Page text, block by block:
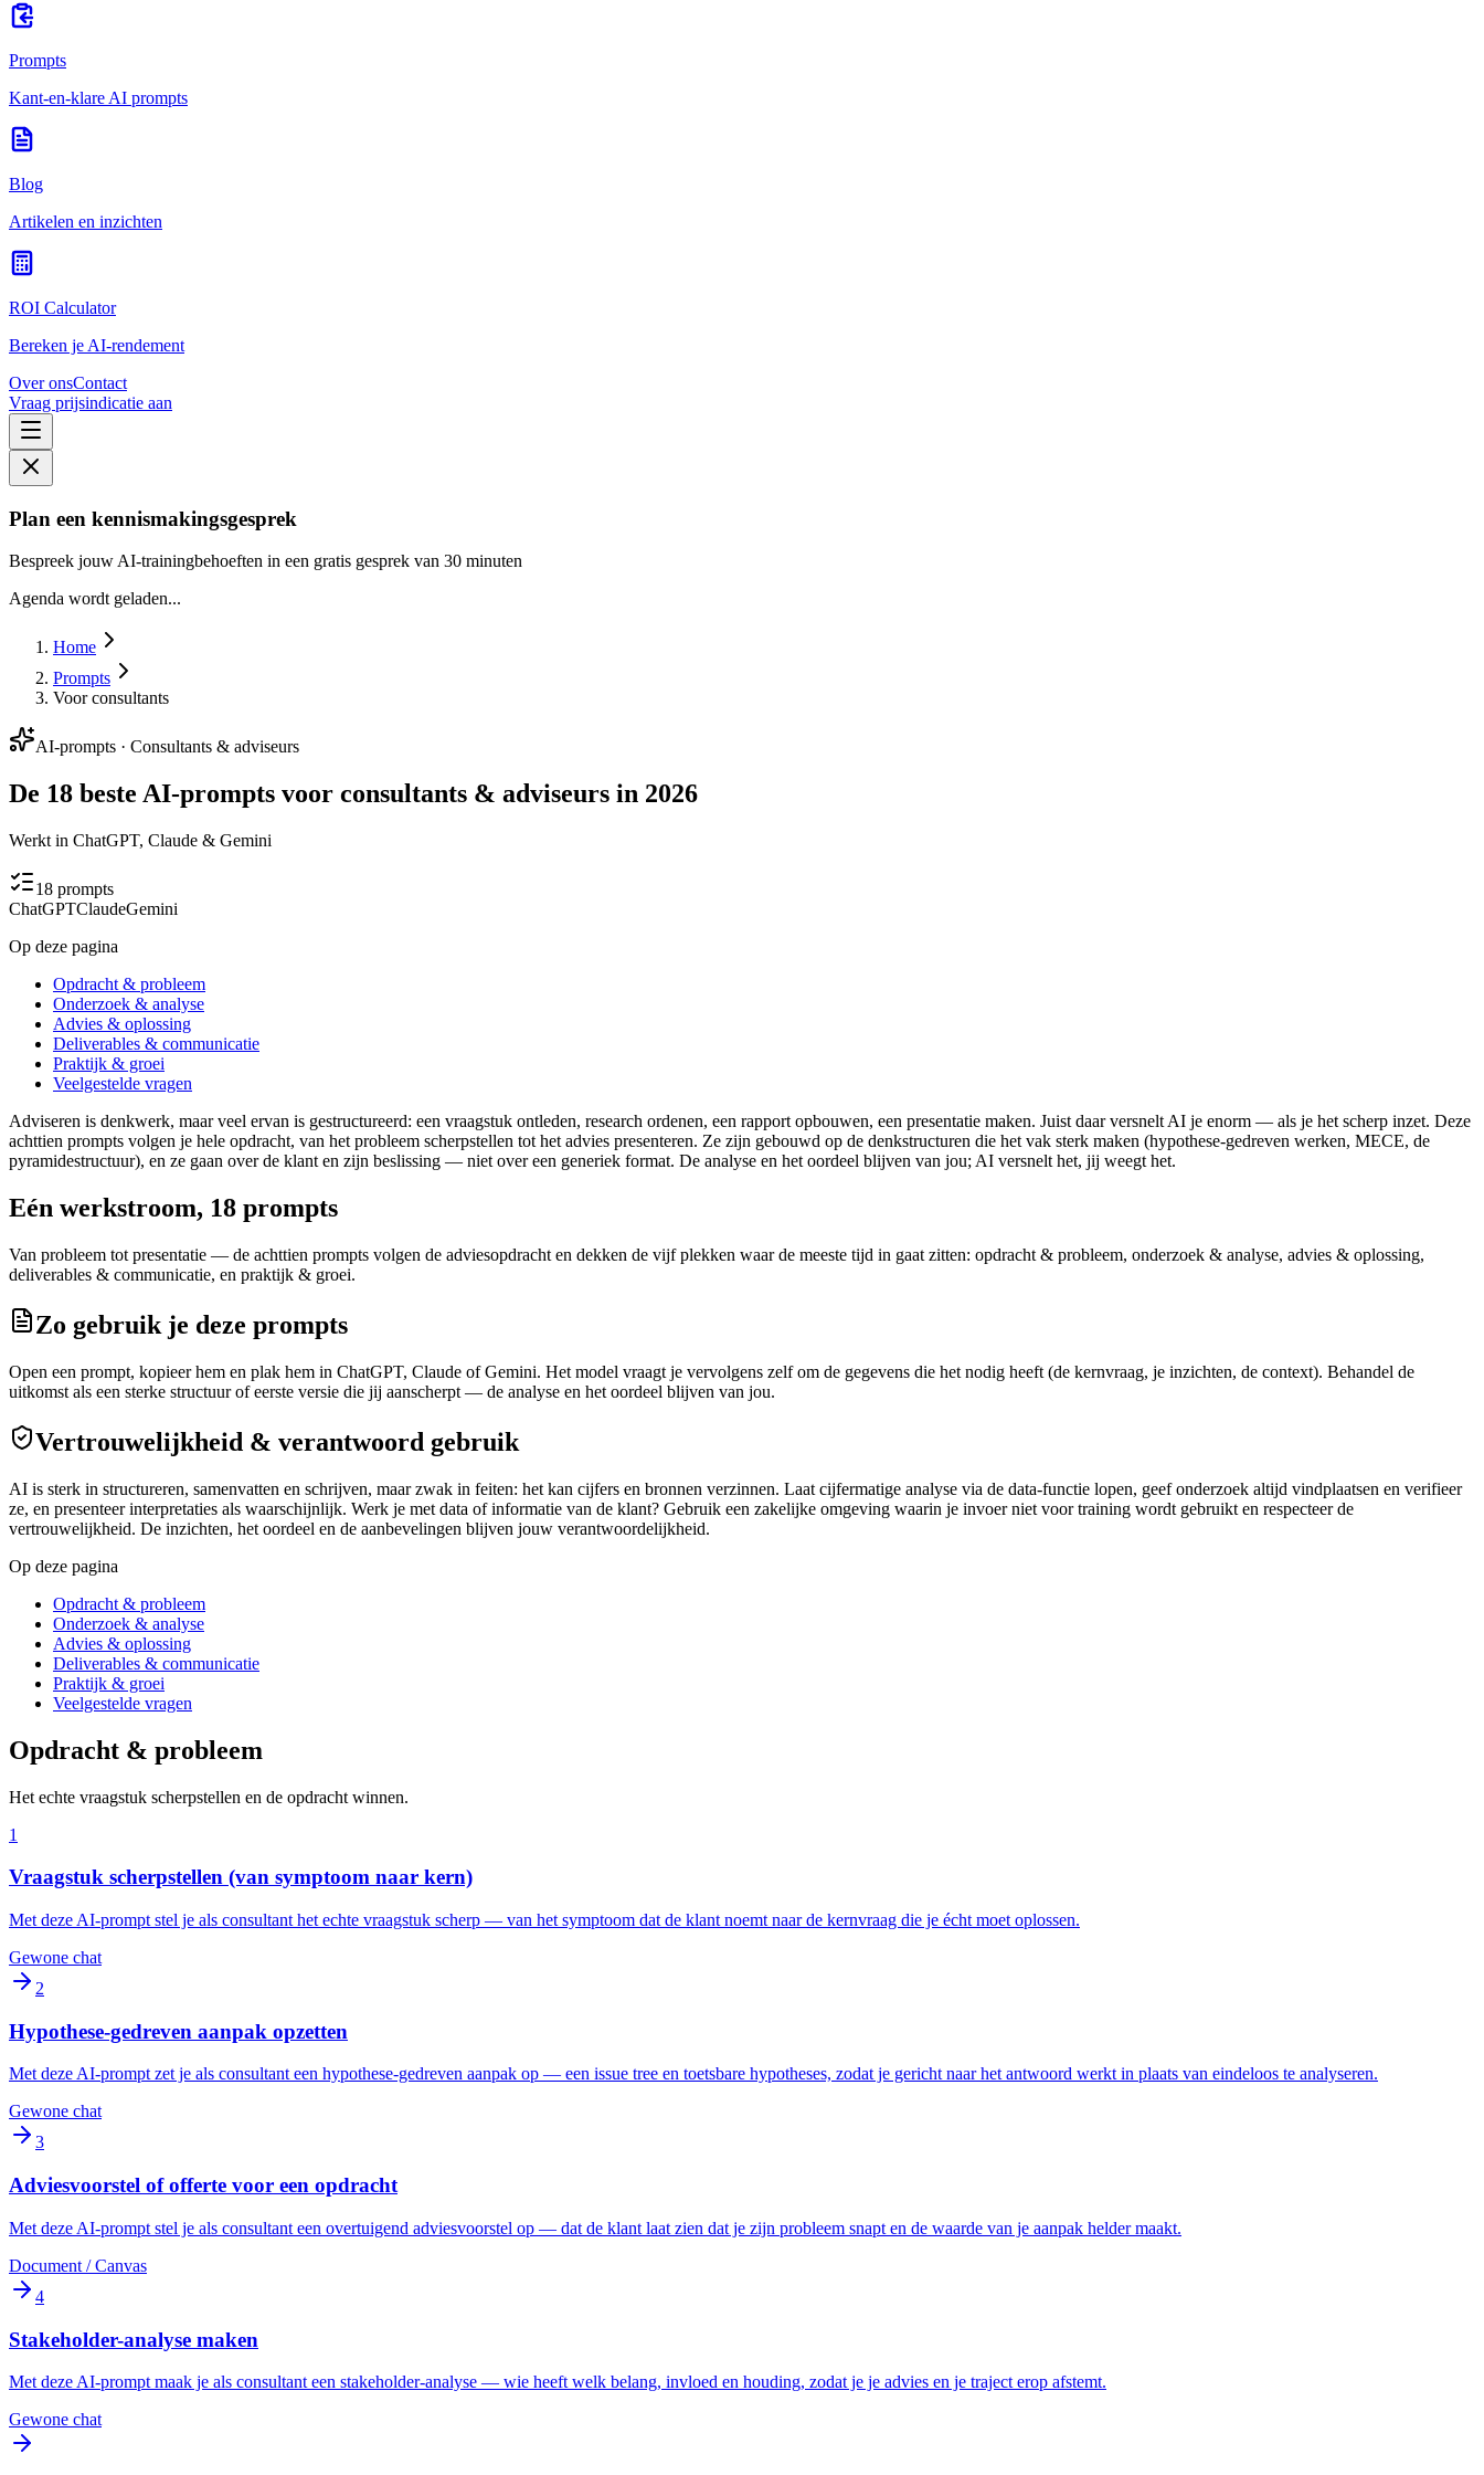
Prompts
Kant-en-klare AI prompts
Blog
Artikelen en inzichten
ROI Calculator
Bereken je AI-rendement
Over onsContact
Vraag prijsindicatie aan
Plan een kennismakingsgesprek
Bespreek jouw AI-trainingbehoeften in een gratis gesprek van 30 minuten
Agenda wordt geladen...
Home
Prompts
Voor consultants
AI-prompts · Consultants & adviseurs
De 18 beste AI-prompts voor consultants & adviseurs in 2026
Werkt in ChatGPT, Claude & Gemini
18 prompts
ChatGPTClaudeGemini
Op deze pagina
Opdracht & probleem
Onderzoek & analyse
Advies & oplossing
Deliverables & communicatie
Praktijk & groei
Veelgestelde vragen
Adviseren is denkwerk, maar veel ervan is gestructureerd: een vraagstuk ontleden, research ordenen, een rapport opbouwen, een presentatie maken. Juist daar versnelt AI je enorm — als je het scherp inzet. Deze
achttien prompts volgen je hele opdracht, van het probleem scherpstellen tot het advies presenteren. Ze zijn gebouwd op de denkstructuren die het vak sterk maken (hypothese-gedreven werken, MECE, de
pyramidestructuur), en ze gaan over de klant en zijn beslissing — niet over een generiek format. De analyse en het oordeel blijven van jou; AI versnelt het, jij weegt het.
Eén werkstroom, 18 prompts
Van probleem tot presentatie — de achttien prompts volgen de adviesopdracht en dekken de vijf plekken waar de meeste tijd in gaat zitten: opdracht & probleem, onderzoek & analyse, advies & oplossing,
deliverables & communicatie, en praktijk & groei.
Zo gebruik je deze prompts
Open een prompt, kopieer hem en plak hem in ChatGPT, Claude of Gemini. Het model vraagt je vervolgens zelf om de gegevens die het nodig heeft (de kernvraag, je inzichten, de context). Behandel de
uitkomst als een sterke structuur of eerste versie die jij aanscherpt — de analyse en het oordeel blijven van jou.
Vertrouwelijkheid & verantwoord gebruik
AI is sterk in structureren, samenvatten en schrijven, maar zwak in feiten: het kan cijfers en bronnen verzinnen. Laat cijfermatige analyse via de data-functie lopen, geef onderzoek altijd vindplaatsen en verifieer
ze, en presenteer interpretaties als waarschijnlijk. Werk je met data of informatie van de klant? Gebruik een zakelijke omgeving waarin je invoer niet voor training wordt gebruikt en respecteer de
vertrouwelijkheid. De inzichten, het oordeel en de aanbevelingen blijven jouw verantwoordelijkheid.
Op deze pagina
Opdracht & probleem
Onderzoek & analyse
Advies & oplossing
Deliverables & communicatie
Praktijk & groei
Veelgestelde vragen
Opdracht & probleem
Het echte vraagstuk scherpstellen en de opdracht winnen.
1
Vraagstuk scherpstellen (van symptoom naar kern)
Met deze AI-prompt stel je als consultant het echte vraagstuk scherp — van het symptoom dat de klant noemt naar de kernvraag die je écht moet oplossen.
Gewone chat
2
Hypothese-gedreven aanpak opzetten
Met deze AI-prompt zet je als consultant een hypothese-gedreven aanpak op — een issue tree en toetsbare hypotheses, zodat je gericht naar het antwoord werkt in plaats van eindeloos te analyseren.
Gewone chat
3
Adviesvoorstel of offerte voor een opdracht
Met deze AI-prompt stel je als consultant een overtuigend adviesvoorstel op — dat de klant laat zien dat je zijn probleem snapt en de waarde van je aanpak helder maakt.
Document / Canvas
4
Stakeholder-analyse maken
Met deze AI-prompt maak je als consultant een stakeholder-analyse — wie heeft welk belang, invloed en houding, zodat je je advies en je traject erop afstemt.
Gewone chat